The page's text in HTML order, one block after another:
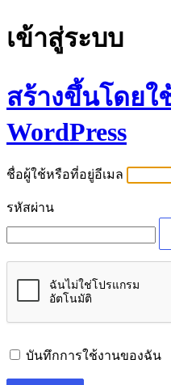
เข้าสู่ระบบ
สร้างขึ้นโดยใ
WordPress
ชื่อผู้ใช้หรือที่อยู่อีเมล
รหัสผ่าน
บันทึกการใช้งานของฉัน